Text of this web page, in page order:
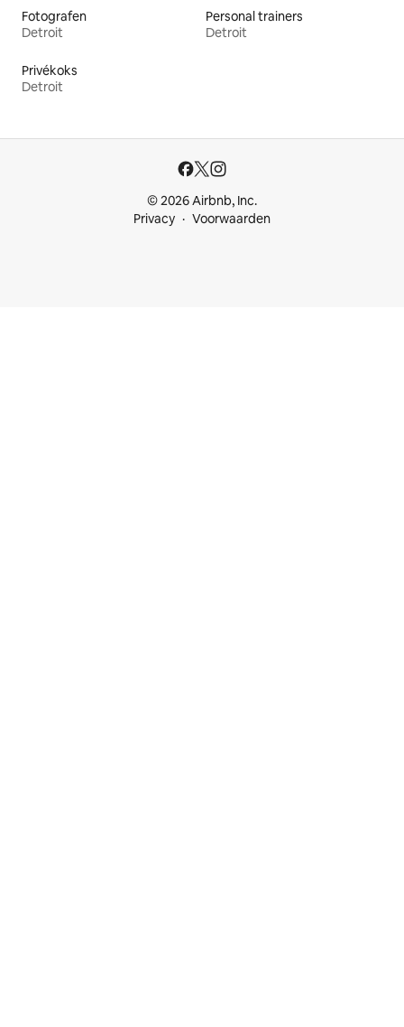
Fotografen
Detroit
Personal trainers
Detroit
Privékoks
Detroit
© 2026 Airbnb, Inc.
Privacy
Voorwaarden